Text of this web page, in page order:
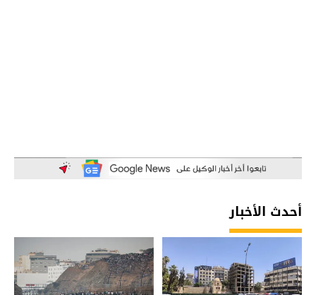
أحدث الأخبار